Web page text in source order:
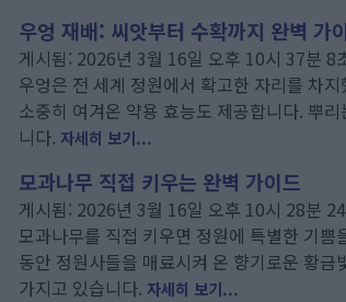
우엉 재배: 씨앗부터 수확까지 완벽 가
게시됨: 2026년 3월 16일 오후 10시 37분 8
우엉은 전 세계 정원에서 확고한 자리를 차
소중히 여겨온 약용 효능도 제공합니다. 뿌
니다. 자세히 보기...
모과나무 직접 키우는 완벽 가이드
게시됨: 2026년 3월 16일 오후 10시 28분
모과나무를 직접 키우면 정원에 특별한 기
동안 정원사들을 매료시켜 온 향기로운 황
가지고 있습니다. 자세히 보기...